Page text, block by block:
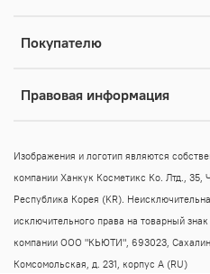
Покупателю
Правовая информация
Изображения и логотип являются
компании Ханкук Косметикс Ко. Лтд., 35,
Республика Корея (KR).
исключительного права на товарный
компании ООО "КЬЮТИ", 693023,
Комсомольская, д. 231, корпус А (RU)